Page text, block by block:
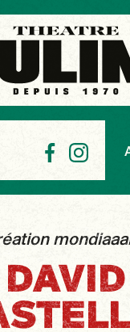
DAVID